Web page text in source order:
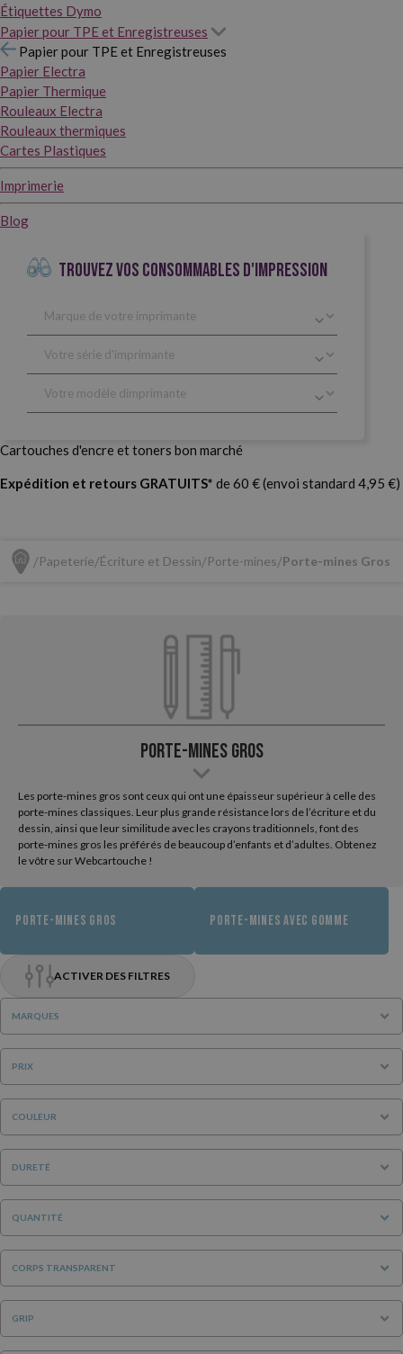
Étiquettes Dymo
Papier pour TPE et Enregistreuses
Papier pour TPE et Enregistreuses
Papier Electra
Papier Thermique
Rouleaux Electra
Rouleaux thermiques
Cartes Plastiques
Imprimerie
Blog
TROUVEZ VOS CONSOMMABLES D'IMPRESSION
Cartouches d'encre et toners bon marché
Expédition et retours GRATUITS* de 60 € (envoi standard 4,95 €)
Papeterie Écriture et Dessin Porte-mines Porte-mines Gros
Porte-mines Gros
Les porte-mines gros sont ceux qui ont une épaisseur supérieur à celle des
porte-mines classiques. Leur plus grande résistance lors de l’écriture et du
dessin, ainsi que leur similitude avec les crayons traditionnels, font des
porte-mines gros les préférés de beaucoup d’enfants et d’adultes. Obtenez
le vôtre sur Webcartouche !
PORTE-MINES GROS PORTE-MINES AVEC GOMME
ACTIVER DES FILTRES
MARQUES
PRIX
COULEUR
DURETÉ
QUANTITÉ
CORPS TRANSPARENT
GRIP